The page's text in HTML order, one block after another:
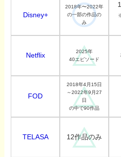
Disney+
2018年〜2022年
の一部の作品の
み
Netflix
2025年
40エピソード
FOD
2018年4月15日
～2022年9月27
日
の中で90作品
TELASA 12作品のみ